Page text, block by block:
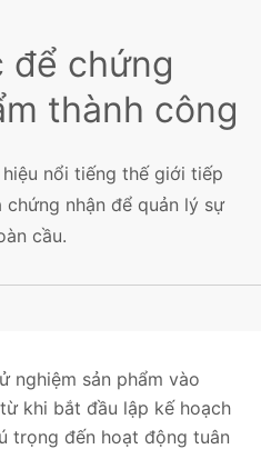
để chứng
thành công
nổi tiếng thế giới tiếp
nhận để quản lý sự
cầu.
nghiệm sản phẩm vào
khi bắt đầu lập kế hoạch
trọng đến hoạt động tuân